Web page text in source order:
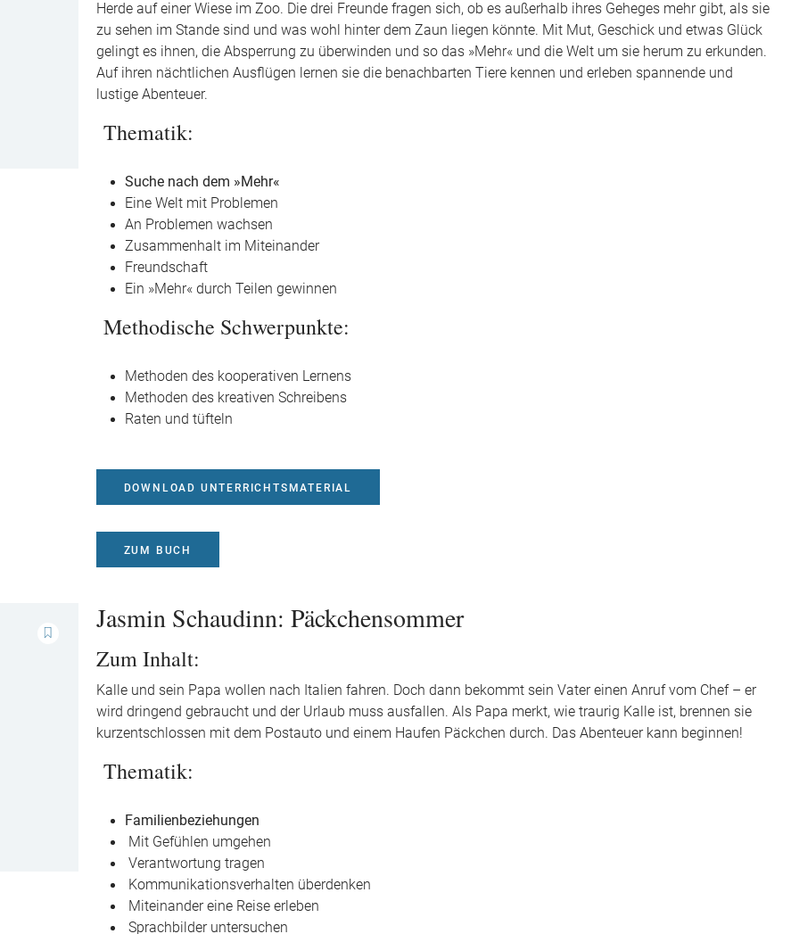
Herde auf einer Wiese im Zoo. Die drei Freunde fragen sich, ob es außerhalb ihres Geheges mehr gibt, als sie
zu sehen im Stande sind und was wohl hinter dem Zaun liegen könnte. Mit Mut, Geschick und etwas Glück
gelingt es ihnen, die Absperrung zu überwinden und so das »Mehr« und die Welt um sie herum zu erkunden.
Auf ihren nächtlichen Ausflügen lernen sie die benachbarten Tiere kennen und erleben spannende und
lustige Abenteuer.
Thematik:
Suche nach dem »Mehr«
Eine Welt mit Problemen
An Problemen wachsen
Zusammenhalt im Miteinander
Freundschaft
Ein »Mehr« durch Teilen gewinnen
Methodische Schwerpunkte:
Methoden des kooperativen Lernens
Methoden des kreativen Schreibens
Raten und tüfteln
DOWNLOAD UNTERRICHTSMATERIAL
ZUM BUCH
Jasmin Schaudinn: Päckchensommer
Zum Inhalt:
Kalle und sein Papa wollen nach Italien fahren. Doch dann bekommt sein Vater einen Anruf vom Chef – er
wird dringend gebraucht und der Urlaub muss ausfallen. Als Papa merkt, wie traurig Kalle ist, brennen sie
kurzentschlossen mit dem Postauto und einem Haufen Päckchen durch. Das Abenteuer kann beginnen!
Thematik:
Familienbeziehungen
Mit Gefühlen umgehen
Verantwortung tragen
Kommunikationsverhalten überdenken
Miteinander eine Reise erleben
Sprachbilder untersuchen